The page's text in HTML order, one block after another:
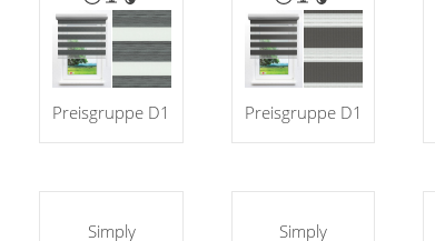
Preisgruppe D1 Preisgruppe D1
Simply
Simply